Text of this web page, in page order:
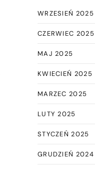
WRZESIEŃ 2025
CZERWIEC 2025
MAJ 2025
KWIECIEŃ 2025
MARZEC 2025
LUTY 2025
STYCZEŃ 2025
GRUDZIEŃ 2024